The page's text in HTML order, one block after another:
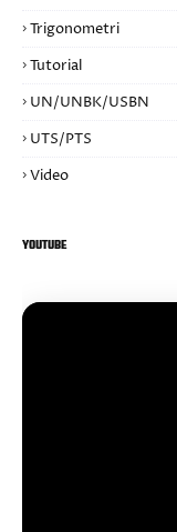
Trigonometri
Tutorial
UN/UNBK/USBN
UTS/PTS
Video
YOUTUBE